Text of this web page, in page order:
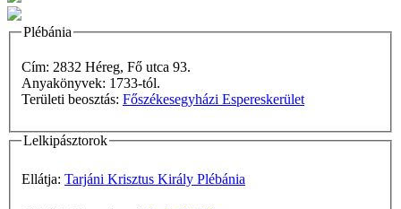
Plébánia
Cím: 2832 Héreg, Fő utca 93.
Anyakönyvek: 1733-tól.
Területi beosztás: Főszékesegyházi Espereskerület
Lelkipásztorok
Ellátja: Tarjáni Krisztus Király Plébánia